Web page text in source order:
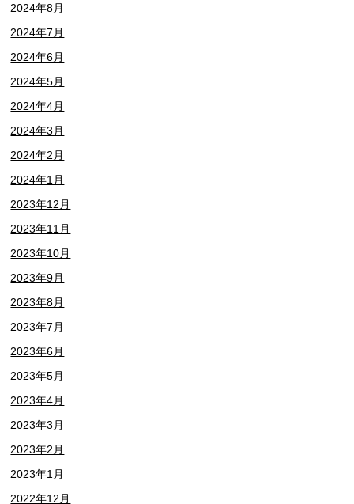
2024年8月
2024年7月
2024年6月
2024年5月
2024年4月
2024年3月
2024年2月
2024年1月
2023年12月
2023年11月
2023年10月
2023年9月
2023年8月
2023年7月
2023年6月
2023年5月
2023年4月
2023年3月
2023年2月
2023年1月
2022年12月